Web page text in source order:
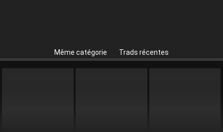
Même catégorie Trads récentes